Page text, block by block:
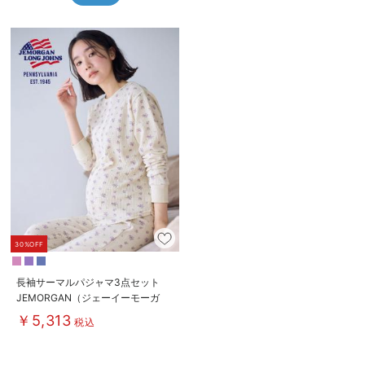
30%OFF
長袖サーマルパジャマ3点セット
JEMORGAN（ジェーイーモーガ
ン） ギフト マタニティ・産後
【出産後も長く使える】
￥5,313 税込